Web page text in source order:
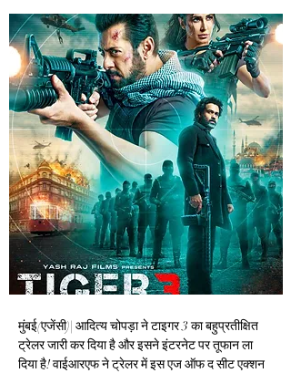
मुंबई(एजेंसी)| आदित्य चोपड़ा ने टाइगर 3 का बहुप्रतीक्षित
ट्रेलर जारी कर दिया है और इसने इंटरनेट पर तूफान ला
दिया है! वाईआरएफ ने ट्रेलर में इस एज ऑफ द सीट एक्शन